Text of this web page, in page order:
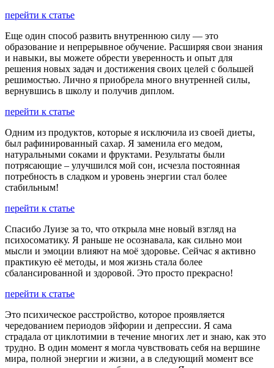
перейти к статье
Еще один способ развить внутреннюю силу — это
образование и непрерывное обучение. Расширяя свои знания
и навыки, вы можете обрести уверенность и опыт для
решения новых задач и достижения своих целей с большей
решимостью. Лично я приобрела много внутренней силы,
вернувшись в школу и получив диплом.
перейти к статье
Одним из продуктов, которые я исключила из своей диеты,
был рафинированный сахар. Я заменила его медом,
натуральными соками и фруктами. Результаты были
потрясающие – улучшился мой сон, исчезла постоянная
потребность в сладком и уровень энергии стал более
стабильным!
перейти к статье
Спасибо Луизе за то, что открыла мне новый взгляд на
психосоматику. Я раньше не осознавала, как сильно мои
мысли и эмоции влияют на моё здоровье. Сейчас я активно
практикую её методы, и моя жизнь стала более
сбалансированной и здоровой. Это просто прекрасно!
перейти к статье
Это психическое расстройство, которое проявляется
чередованием периодов эйфории и депрессии. Я сама
страдала от циклотимии в течение многих лет и знаю, как это
трудно. В один момент я могла чувствовать себя на вершине
мира, полной энергии и жизни, а в следующий момент все